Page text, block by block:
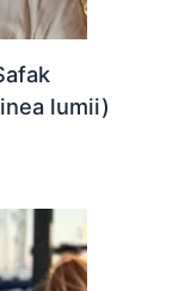
lumii)